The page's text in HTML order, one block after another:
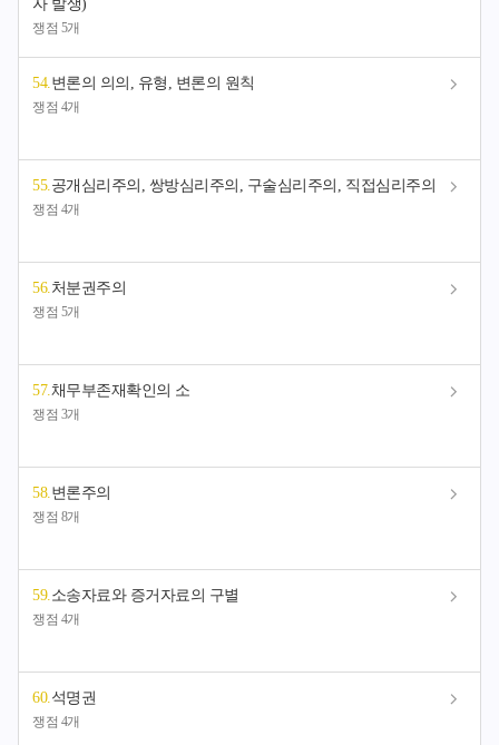
자 발생)
쟁점 5개
54.변론의 의의, 유형, 변론의 원칙
쟁점 4개
55.공개심리주의, 쌍방심리주의, 구술심리주의, 직접심리주의
쟁점 4개
56.처분권주의
쟁점 5개
57.채무부존재확인의 소
쟁점 3개
58.변론주의
쟁점 8개
59.소송자료와 증거자료의 구별
쟁점 4개
60.석명권
쟁점 4개